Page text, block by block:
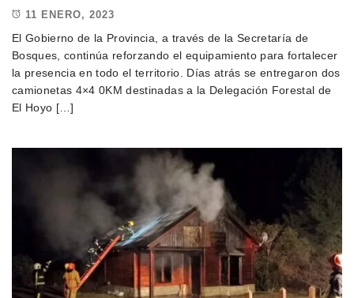
11 ENERO, 2023
El Gobierno de la Provincia, a través de la Secretaría de
Bosques, continúa reforzando el equipamiento para fortalecer
la presencia en todo el territorio. Días atrás se entregaron dos
camionetas 4×4 0KM destinadas a la Delegación Forestal de
El Hoyo […]